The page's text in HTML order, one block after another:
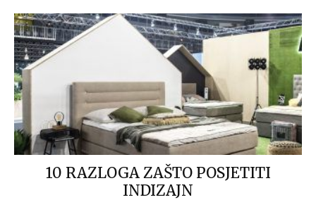
10 RAZLOGA ZAŠTO POSJETITI
INDIZAJN